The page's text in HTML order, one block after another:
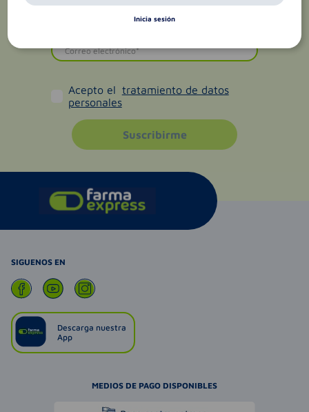
Acepto el tratamiento de datos
personales
Suscribirme
SIGUENOS EN
Descarga nuestra
App
MEDIOS DE PAGO DISPONIBLES
Inicia sesión